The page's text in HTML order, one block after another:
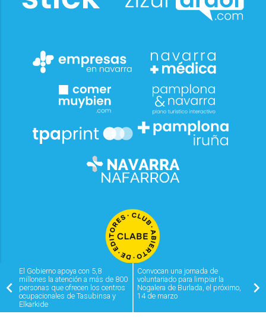
El Gobierno apoya con 5,8
millones la atención a más de 800
personas que ofrecen los centros
ocupacionales de Tasubinsa y
Elkarkide
Convocan una jornada de
voluntariado para limpiar la
Nogalera de Burlada, el próximo,
14 de marzo